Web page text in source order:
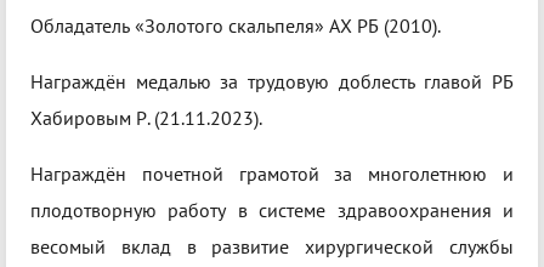
Обладатель «Золотого скальпеля» АХ РБ (2010).
Награждён медалью за трудовую доблесть главой РБ
Хабировым Р. (21.11.2023).
Награждён почетной грамотой за многолетнюю и
плодотворную работу в системе здравоохранения и
весомый вклад в развитие хирургической службы